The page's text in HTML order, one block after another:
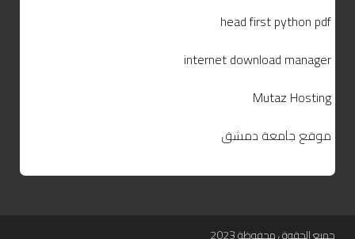
head first python pdf
internet download manager
Mutaz Hosting
موقع جامعة دمشق